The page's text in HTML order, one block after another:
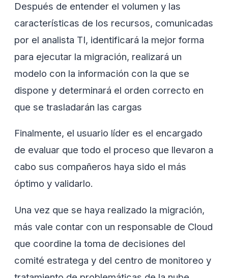
Después de entender el volumen y las
características de los recursos, comunicadas
por el analista TI, identificará la mejor forma
para ejecutar la migración, realizará un
modelo con la información con la que se
dispone y determinará el orden correcto en
que se trasladarán las cargas
Finalmente, el usuario líder es el encargado
de evaluar que todo el proceso que llevaron a
cabo sus compañeros haya sido el más
óptimo y validarlo.
Una vez que se haya realizado la migración,
más vale contar con un responsable de Cloud
que coordine la toma de decisiones del
comité estratega y del centro de monitoreo y